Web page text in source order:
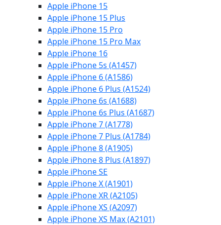
Apple iPhone 15
Apple iPhone 15 Plus
Apple iPhone 15 Pro
Apple iPhone 15 Pro Max
Apple iPhone 16
Apple iPhone 5s (A1457)
Apple iPhone 6 (A1586)
Apple iPhone 6 Plus (A1524)
Apple iPhone 6s (A1688)
Apple iPhone 6s Plus (A1687)
Apple iPhone 7 (A1778)
Apple iPhone 7 Plus (A1784)
Apple iPhone 8 (A1905)
Apple iPhone 8 Plus (A1897)
Apple iPhone SE
Apple iPhone X (A1901)
Apple iPhone XR (A2105)
Apple iPhone XS (A2097)
Apple iPhone XS Max (A2101)